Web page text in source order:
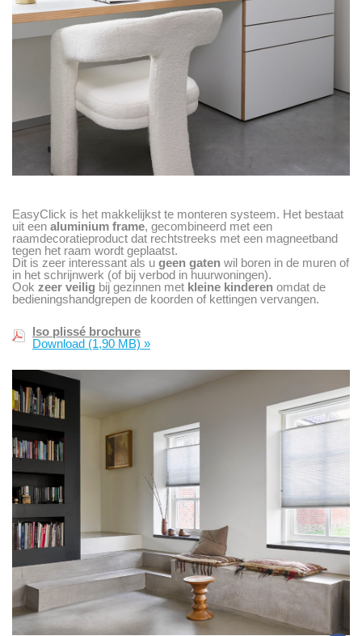
EasyClick is het makkelijkst te monteren systeem. Het bestaat
uit een aluminium frame, gecombineerd met een
raamdecoratieproduct dat rechtstreeks met een magneetband
tegen het raam wordt geplaatst.
Dit is zeer interessant als u geen gaten wil boren in de muren of
in het schrijnwerk (of bij verbod in huurwoningen).
Ook zeer veilig bij gezinnen met kleine kinderen omdat de
bedieningshandgrepen de koorden of kettingen vervangen.
Iso plissé brochure
Download (1,90 MB) »